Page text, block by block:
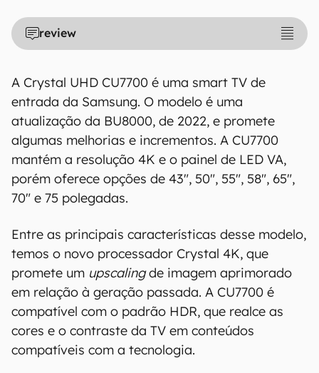
review
A Crystal UHD CU7700 é uma smart TV de
entrada da Samsung. O modelo é uma
atualização da BU8000, de 2022, e promete
algumas melhorias e incrementos. A CU7700
mantém a resolução 4K e o painel de LED VA,
porém oferece opções de 43", 50", 55", 58", 65",
70" e 75 polegadas.
Entre as principais características desse modelo,
temos o novo processador Crystal 4K, que
promete um upscalingde imagem aprimorado
em relação à geração passada. A CU7700 é
compatível com o padrão HDR, que realce as
cores e o contraste da TV em conteúdos
compatíveis com a tecnologia.
informações presentes em nossas fichas
técnicas, porém tenha em mente que
regiões e países. Portanto, recomendamos
que você visite o site oficial do fabricante ou
operadora que comercializa o produto para
confirmar suas características detalhadas e
regionais.
Aviso legal: O Canaltech não se responsabiliza
por quaisquer erros ou omissões, ou mesmo
os resultados obtidos com o uso dessas
informações. As informações são fornecidas
"como estão", sem qualquer garantia de
precisão, detalhes, variações ou em relação
aos resultados obtidos com o uso dessas
informações.